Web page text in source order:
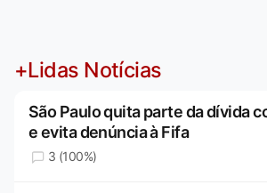
+Lidas Notícias
São Paulo quita parte da dívida
e evita denúncia à Fifa
3 (100%)